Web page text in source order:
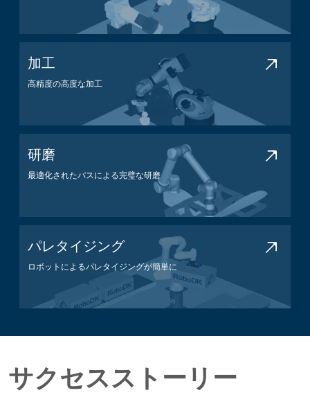
溶接アプリケーション
加工
高精度の高度な加工
加工アプリケーション
研磨
最適化されたパスによる完璧な研磨
パレタイジング
ロボットによるパレタイジングが簡単に
パレタイジングアプリケーション
サクセスストーリー